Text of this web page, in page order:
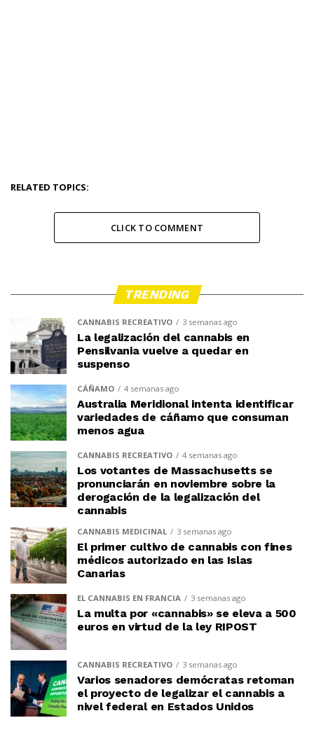
RELATED TOPICS:
CLICK TO COMMENT
TRENDING
CANNABIS RECREATIVO 3 semanas ago
La legalización del cannabis en
Pensilvania vuelve a quedar en
suspenso
CÁÑAMO 4 semanas ago
Australia Meridional intenta identificar
variedades de cáñamo que consuman
menos agua
CANNABIS RECREATIVO 4 semanas ago
Los votantes de Massachusetts se
pronunciarán en noviembre sobre la
derogación de la legalización del
cannabis
CANNABIS MEDICINAL 3 semanas ago
El primer cultivo de cannabis con fines
médicos autorizado en las Islas
Canarias
EL CANNABIS EN FRANCIA 3 semanas ago
La multa por «cannabis» se eleva a 500
euros en virtud de la ley RIPOST
CANNABIS RECREATIVO 3 semanas ago
Varios senadores demócratas retoman
el proyecto de legalizar el cannabis a
nivel federal en Estados Unidos